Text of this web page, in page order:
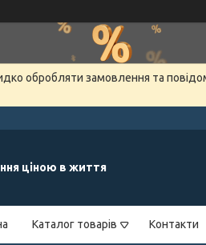
обробляти замовлення та
ціною в життя
Каталог товарів Контакти